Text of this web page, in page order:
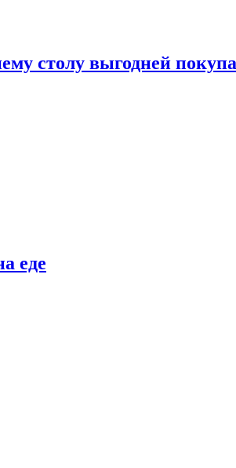
столу выгодней
еде